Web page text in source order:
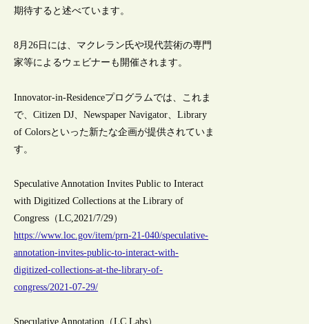
期待すると述べています。
8月26日には、マクレラン氏や現代芸術の専門
家等によるウェビナーも開催されます。
Innovator-in-Residenceプログラムでは、これま
で、Citizen DJ、Newspaper Navigator、Library
of Colorsといった新たな企画が提供されていま
す。
Speculative Annotation Invites Public to Interact
with Digitized Collections at the Library of
Congress（LC,2021/7/29）
https://www.loc.gov/item/prn-21-040/speculative-
annotation-invites-public-to-interact-with-
digitized-collections-at-the-library-of-
congress/2021-07-29/
Speculative Annotation（LC Labs）